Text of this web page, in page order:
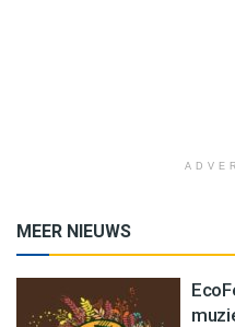
MEER NIEUWS